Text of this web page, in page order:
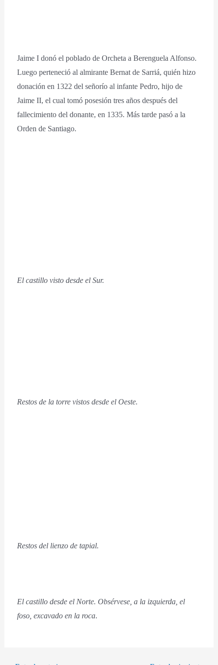
Jaime I donó el poblado de Orcheta a Berenguela Alfonso.
Luego perteneció al almirante Bernat de Sarriá, quién hizo
donación en 1322 del señorío al infante Pedro, hijo de
Jaime II, el cual tomó posesión tres años después del
fallecimiento del donante, en 1335. Más tarde pasó a la
Orden de Santiago.
El castillo visto desde el Sur.
Restos de la torre vistos desde el Oeste.
Restos del lienzo de tapial.
El castillo desde el Norte. Obsérvese, a la izquierda, el
foso, excavado en la roca.